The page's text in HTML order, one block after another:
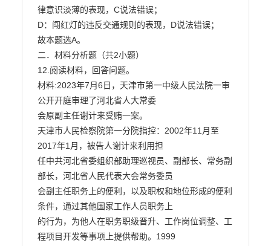
律意识淡薄的表现，C说法错误；
D：闯红灯的违反交通规则的表现，D说法错误；
故本题选A。
二．材料分析题（共2小题）
12.阅读材料，回答问题。
材料:2023年7月6日，天津市第一中级人民法院一审
公开开庭审理了河北省人大常委
会原副主任谢计来受贿一案。
天津市人民检察院第一分院指控：2002年11月至
2017年1月，被告人谢计来利用担
任中共河北省委组织部助理巡视员、副部长、常务副
部长，河北省人民代表大会常务委员
会副主任职务上的便利，以及职权和地位形成的便利
条件，通过其他国家工作人员职务上
的行为，为他人在职务职级晋升、工作岗位调整、工
程项目开发等事项上提供帮助。1999